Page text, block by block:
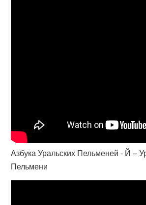
Азбука Уральских Пельменей - Й –
Пельмени